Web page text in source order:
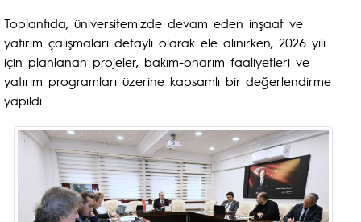
Toplantıda, üniversitemizde devam eden inşaat ve
yatırım çalışmaları detaylı olarak ele alınırken, 2026 yılı
için planlanan projeler, bakım-onarım faaliyetleri ve
yatırım programları üzerine kapsamlı bir değerlendirme
yapıldı.